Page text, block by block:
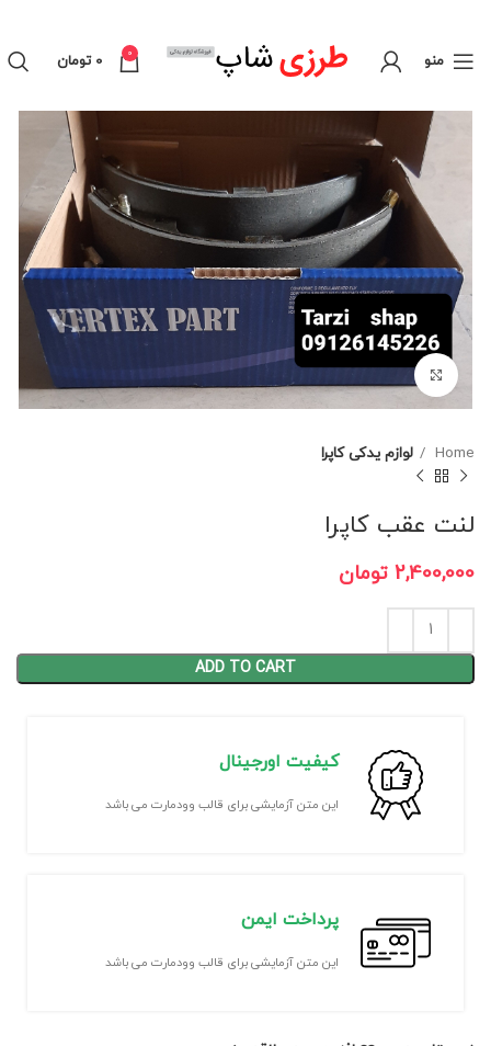
منو 0
0 تومان
برای بزرگنمایی کلیک کنید
Home لوازم یدکی کاپرا
لنت عقب کاپرا
2,400,000 تومان
ADD TO CART
کیفیت اورجینال
این متن آزمایشی برای قالب وودمارت می باشد
پرداخت ایمن
این متن آزمایشی برای قالب وودمارت می باشد